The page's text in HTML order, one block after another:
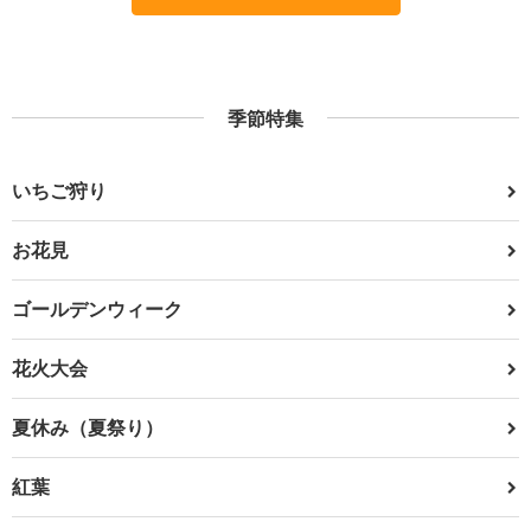
季節特集
いちご狩り
お花見
ゴールデンウィーク
花火大会
夏休み（夏祭り）
紅葉